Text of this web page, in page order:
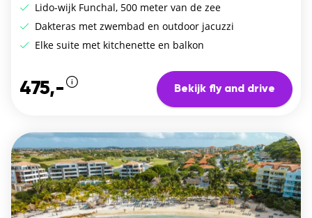
Lido-wijk Funchal, 500 meter van de zee
Dakteras met zwembad en outdoor jacuzzi
Elke suite met kitchenette en balkon
475,- Bekijk fly and drive